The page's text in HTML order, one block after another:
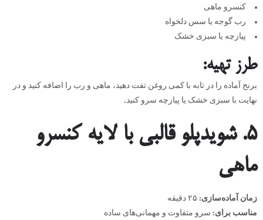
کنسرو ماهی
رب گوجه یا سس دلخواه
پیازچه یا سبزی خشک
طرز تهیه:
برنج آماده را در تابه با کمی روغن تفت دهید، ماهی و رب را اضافه کنید و در
نهایت با سبزی خشک یا پیازچه سرو کنید.
۵.شویدپلو قالبی با لایه کنسرو
ماهی
زمان آماده‌سازی:
مناسب برای: سرو متفاوت و مهمانی‌های ساده